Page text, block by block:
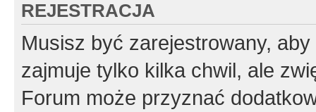
REJESTRACJA
Musisz być zarejestrowany,
zajmuje tylko kilka chwil, ale
Forum może przyznać